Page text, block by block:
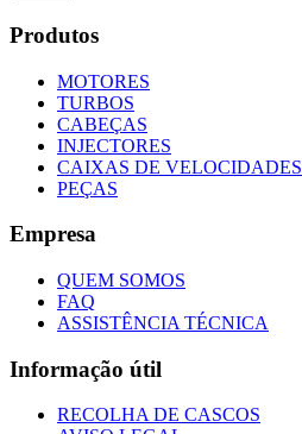
Produtos
MOTORES
TURBOS
CABEÇAS
INJECTORES
CAIXAS DE VELOCIDADES
PEÇAS
Empresa
QUEM SOMOS
FAQ
ASSISTÊNCIA TÉCNICA
Informação útil
RECOLHA DE CASCOS